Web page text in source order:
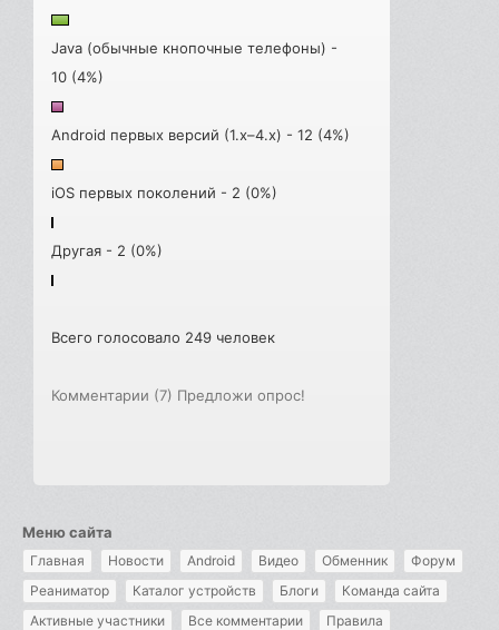
Java (обычные кнопочные телефоны) -
10 (4%)
Android первых версий (1.x–4.x) - 12 (4%)
iOS первых поколений - 2 (0%)
Другая - 2 (0%)
Всего голосовало 249 человек
Комментарии (7) Предложи опрос!
Меню сайта
Главная Новости Android Видео Обменник
Форум
Реаниматор
Каталог устройств Блоги
Команда сайта
Активные участники
Все комментарии Правила